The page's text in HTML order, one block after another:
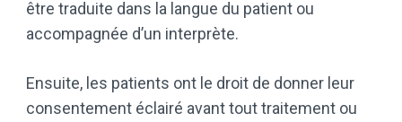
être traduite dans la langue du patient ou
accompagnée d’un interprète.
Ensuite, les patients ont le droit de donner leur
consentement éclairé avant tout traitement ou